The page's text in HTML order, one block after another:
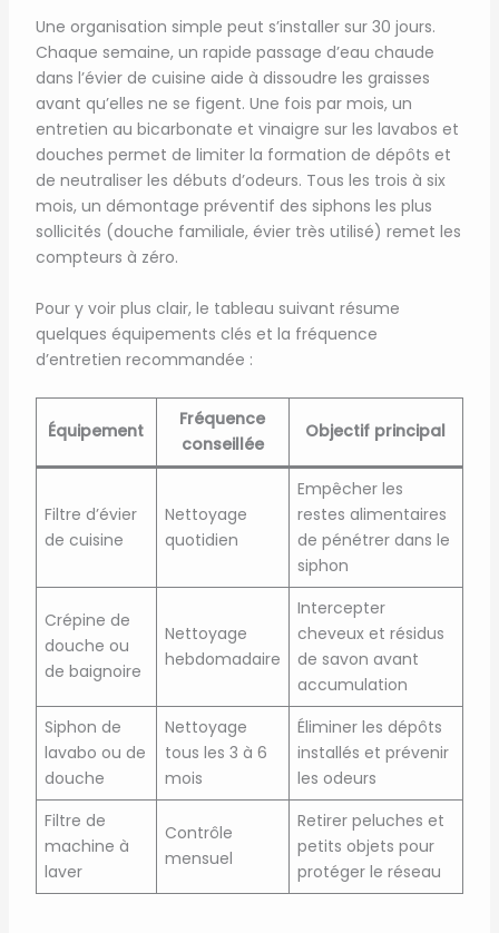
Une organisation simple peut s’installer sur 30 jours.
Chaque semaine, un rapide passage d’eau chaude
dans l’évier de cuisine aide à dissoudre les graisses
avant qu’elles ne se figent. Une fois par mois, un
entretien au bicarbonate et vinaigre sur les lavabos et
douches permet de limiter la formation de dépôts et
de neutraliser les débuts d’odeurs. Tous les trois à six
mois, un démontage préventif des siphons les plus
sollicités (douche familiale, évier très utilisé) remet les
compteurs à zéro.
Pour y voir plus clair, le tableau suivant résume
quelques équipements clés et la fréquence
d’entretien recommandée :
Équipement
Fréquence
conseillée
Objectif principal
Filtre d’évier
de cuisine
Nettoyage
quotidien
Empêcher les
restes alimentaires
de pénétrer dans le
siphon
Crépine de
douche ou
de baignoire
Nettoyage
hebdomadaire
Intercepter
cheveux et résidus
de savon avant
accumulation
Siphon de
lavabo ou de
douche
Nettoyage
tous les 3 à 6
mois
Éliminer les dépôts
installés et prévenir
les odeurs
Filtre de
machine à
laver
Contrôle
mensuel
Retirer peluches et
petits objets pour
protéger le réseau